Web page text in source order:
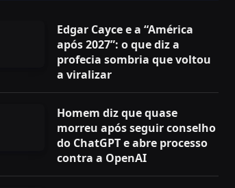
Edgar Cayce e a “América
após 2027”: o que diz a
profecia sombria que voltou
a viralizar
Homem diz que quase
morreu após seguir conselho
do ChatGPT e abre processo
contra a OpenAI